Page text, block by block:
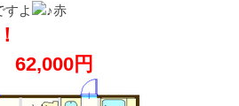
すよ
円